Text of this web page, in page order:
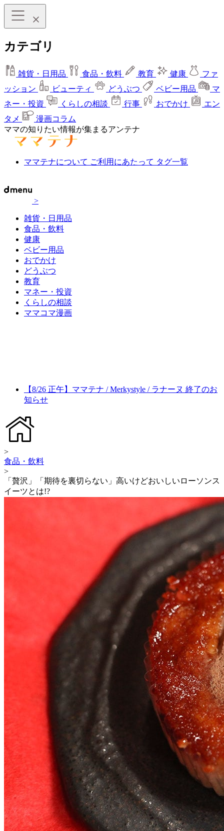
カテゴリ
雑貨・日用品 食品・飲料 教育 健康
ファ
ッション
ビューティ どうぶつ ベビー用品
マ
ネー・投資
くらしの相談 行事 おでかけ
エン
タメ
漫画コラム
ママの知りたい情報が集まるアンテナ
ママテナについて ご利用にあたって タグ一覧
>
雑貨・日用品
食品・飲料
健康
ベビー用品
おでかけ
どうぶつ
教育
マネー・投資
くらしの相談
ママコマ漫画
【8/26 正午】ママテナ / Merkystyle / ラナーヌ 終了のお
知らせ
>
食品・飲料
>
「贅沢」「期待を裏切らない」高いけどおいしいローソンス
イーツとは!?